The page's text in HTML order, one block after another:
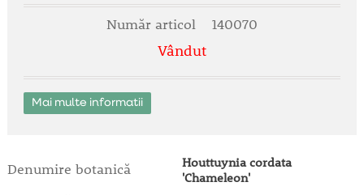
Număr articol 140070
Vândut
Mai multe informatii
Denumire botanică
Houttuynia cordata
'Chameleon'